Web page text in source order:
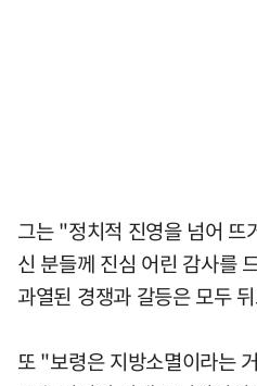
그는 "정치적 진영을 넘어 뜨
신 분들께 진심 어린 감사를
과열된 경쟁과 갈등은 모두
또 "보령은 지방소멸이라는